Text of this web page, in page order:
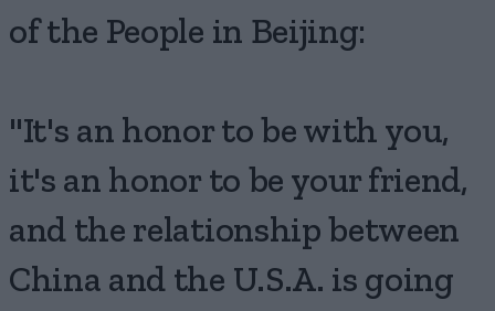
of the People in Beijing:
"It's an honor to be with you,
it's an honor to be your friend,
and the relationship between
China and the U.S.A. is going